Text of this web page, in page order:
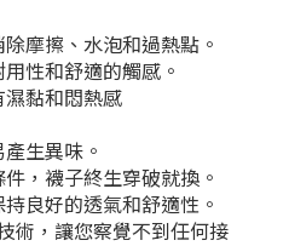
摩擦、水泡和過熱點。
性和舒適的觸感。
黏和悶熱感
生異味。
，襪子終生穿破就換。
良好的透氣和舒適性。
術，讓您察覺不到任何接